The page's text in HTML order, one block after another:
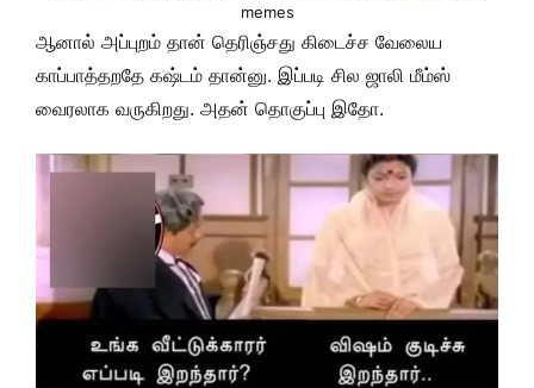
memes
ஆனால் அப்புறம் தான் தெரிஞ்சது கிடைச்ச வேலைய
காப்பாத்தறதே கஷ்டம் தான்னு. இப்படி சில ஜாலி மீம்ஸ்
வைரலாக வருகிறது. அதன் தொகுப்பு இதோ.